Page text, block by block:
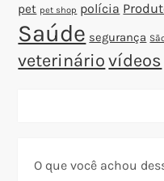
pet pet shop polícia
Saúde segurança
veterinário vídeos
O que você achou